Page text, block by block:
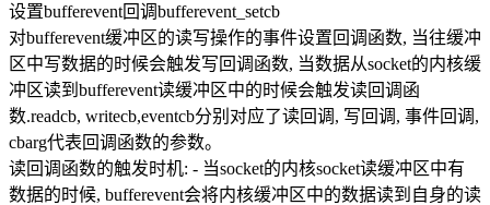
设置bufferevent回调bufferevent_setcb
对bufferevent缓冲区的读写操作的事件设置回调函数, 当往缓冲
区中写数据的时候会触发写回调函数, 当数据从socket的内核缓
冲区读到bufferevent读缓冲区中的时候会触发读回调函
数.readcb, writecb,eventcb分别对应了读回调, 写回调, 事件回调,
cbarg代表回调函数的参数。
读回调函数的触发时机: - 当socket的内核socket读缓冲区中有
数据的时候, bufferevent会将内核缓冲区中的数据读到自身的读